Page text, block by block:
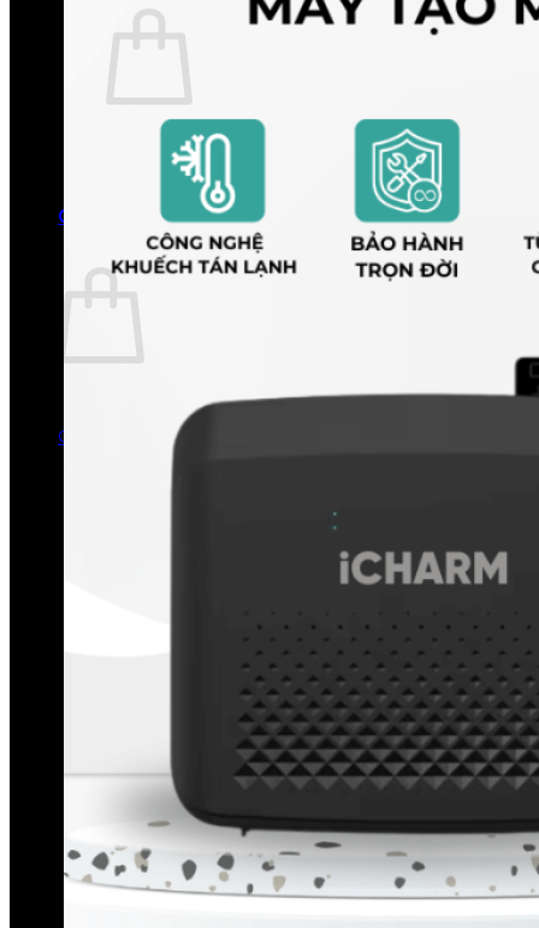
Chưa có sản phẩm trong giỏ hàng.
Quay trở lại cửa hàng
0
Giỏ hàng
Chưa có sản phẩm trong giỏ hàng.
Quay trở lại cửa hàng